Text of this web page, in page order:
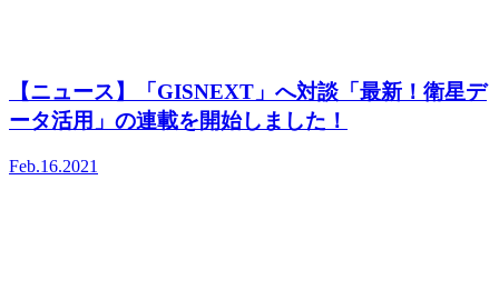
【ニュース】「GISNEXT」へ対談「最新！衛星デ
ータ活用」の連載を開始しました！
Feb.16.2021